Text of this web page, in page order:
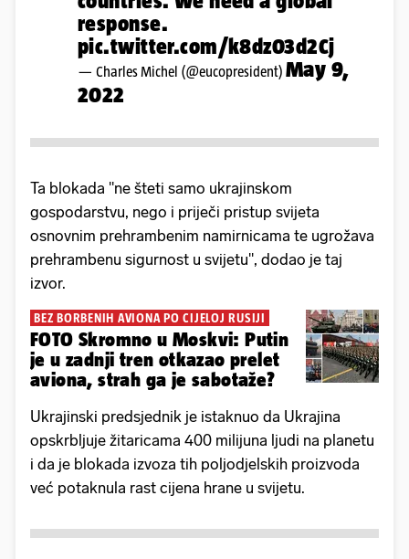
response.
pic.twitter.com/k8dz03d2Cj
— Charles Michel (@eucopresident) May 9,
2022
Ta blokada "ne šteti samo ukrajinskom
gospodarstvu, nego i priječi pristup svijeta
osnovnim prehrambenim namirnicama te ugrožava
prehrambenu sigurnost u svijetu", dodao je taj
izvor.
BEZ BORBENIH AVIONA PO CIJELOJ RUSIJI
FOTO Skromno u Moskvi: Putin
je u zadnji tren otkazao prelet
aviona, strah ga je sabotaže?
Ukrajinski predsjednik je istaknuo da Ukrajina
opskrbljuje žitaricama 400 milijuna ljudi na planetu
i da je blokada izvoza tih poljodjelskih proizvoda
već potaknula rast cijena hrane u svijetu.